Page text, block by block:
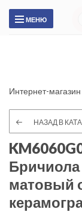
МЕНЮ
Интернет-
НАЗАД В
матовый